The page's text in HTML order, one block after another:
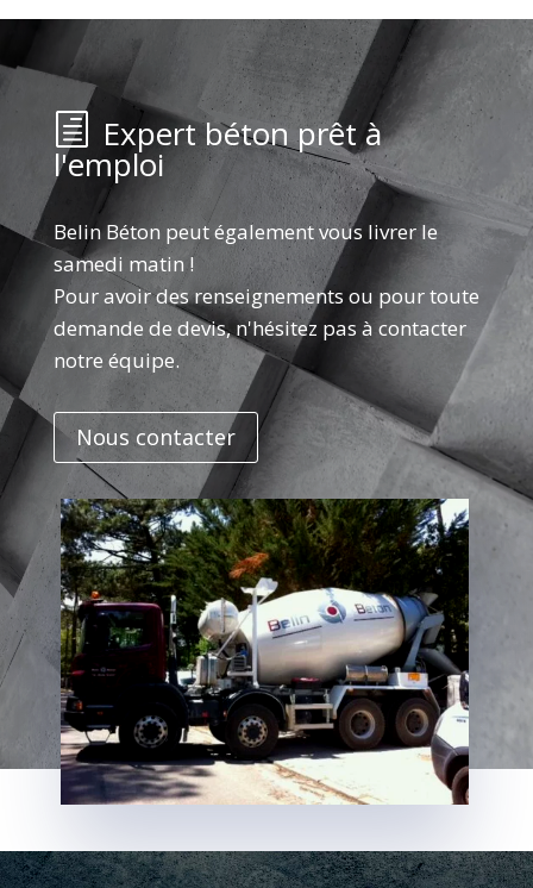
Expert béton prêt à
l'emploi
Belin Béton peut également vous livrer le
samedi matin !
Pour avoir des renseignements ou pour toute
demande de devis, n'hésitez pas à contacter
notre équipe.
Nous contacter